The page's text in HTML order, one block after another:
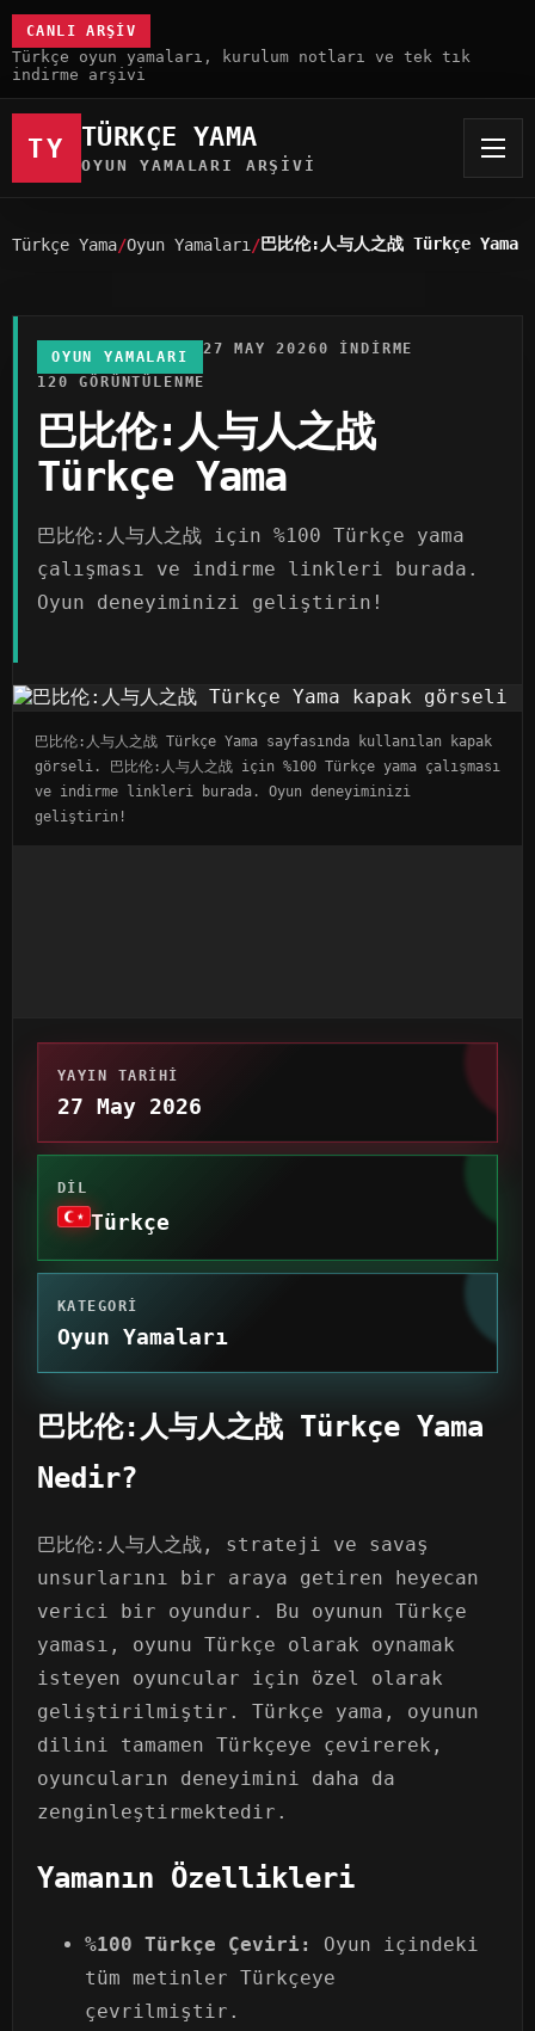
CANLI ARŞIV
Türkçe oyun yamaları, kurulum notları ve tek tık
indirme arşivi
TY TÜRKÇE YAMA
OYUN YAMALARI ARŞIVI
Türkçe Yama Oyun Yamaları 巴比伦:人与人之战 Türkçe Yama
OYUN YAMALARI 27 MAY 20260 INDIRME
120 GÖRÜNTÜLENME
巴比伦:人与人之战
Türkçe Yama
巴比伦:人与人之战 için %100 Türkçe yama
çalışması ve indirme linkleri burada.
Oyun deneyiminizi geliştirin!
巴比伦:人与人之战 Türkçe Yama sayfasında kullanılan kapak
görseli. 巴比伦:人与人之战 için %100 Türkçe yama çalışması
ve indirme linkleri burada. Oyun deneyiminizi
geliştirin!
YAYIN TARIHI
27 May 2026
DIL
Türkçe
KATEGORI
Oyun Yamaları
巴比伦:人与人之战 Türkçe Yama
Nedir?
巴比伦:人与人之战, strateji ve savaş
unsurlarını bir araya getiren heyecan
verici bir oyundur. Bu oyunun Türkçe
yaması, oyunu Türkçe olarak oynamak
isteyen oyuncular için özel olarak
geliştirilmiştir. Türkçe yama, oyunun
dilini tamamen Türkçeye çevirerek,
oyuncuların deneyimini daha da
zenginleştirmektedir.
Yamanın Özellikleri
%100 Türkçe Çeviri:
Oyun içindeki
tüm metinler Türkçeye
çevrilmiştir.